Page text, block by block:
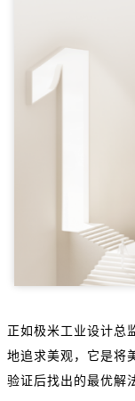
正如极米工业设计总
地追求美观，它是将
验证后找出的最优解